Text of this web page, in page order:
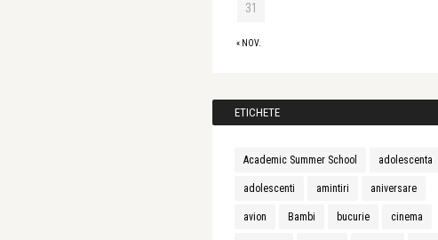
« NOV.
31
ETICHETE
Academic Summer School adolescenta
adolescenti amintiri aniversare
avion Bambi bucurie cinema